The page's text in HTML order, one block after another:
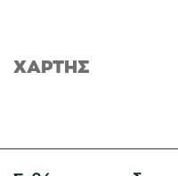
ΧΑΡΤΗΣ